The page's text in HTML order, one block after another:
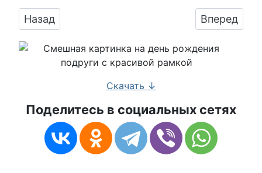
Предыдущий: Скачать поздравление для
Назад Вперед
Скачать ↓
Поделитесь в социальных сетях